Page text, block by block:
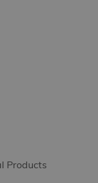
Products